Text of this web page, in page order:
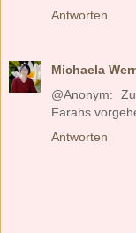
Antworten
Michaela
@Anonym:
Farahs
Antworten